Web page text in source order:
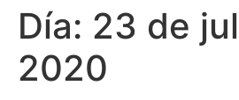
Día: 23 de
2020